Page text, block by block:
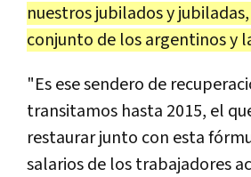
nuestros jubilados y
conjunto de los argentinos y
"Es ese sendero de
transitamos hasta 2015, el
restaurar junto con esta
salarios de los trabajadores